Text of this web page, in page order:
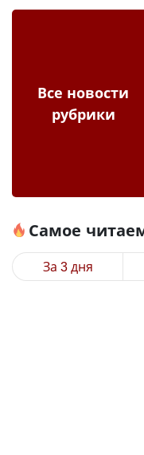
Все новости
рубрики
Самое
За 3 дня